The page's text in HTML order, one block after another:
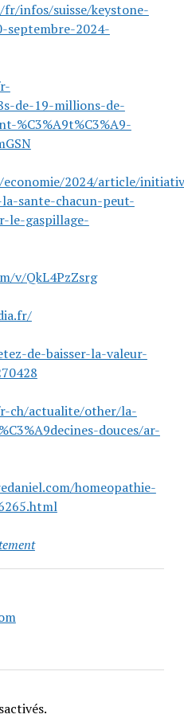
infos/suisse/keystone-
2024-
de-19-millions-de-
%C3%A9t%C3%A9-
2024/article/
sante-chacun-peut-
le-gaspillage-
v/QkL4PzZsrg
de-baisser-la-valeur-
ch/actualite/other/la-
douces/ar-
homeopathie-